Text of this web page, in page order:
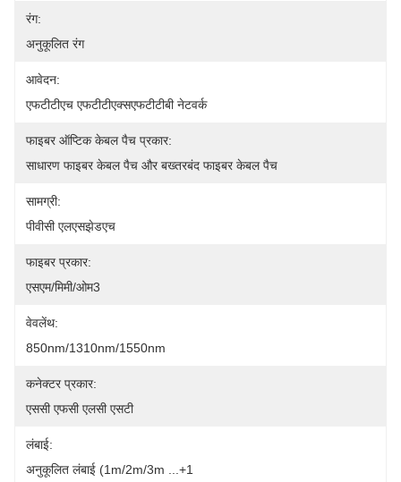
रंग:
अनुकूलित रंग
आवेदन:
एफटीटीएच एफटीटीएक्सएफटीटीबी नेटवर्क
फाइबर ऑप्टिक केबल पैच प्रकार:
साधारण फाइबर केबल पैच और बख्तरबंद फाइबर केबल पैच
सामग्री:
पीवीसी एलएसझेडएच
फाइबर प्रकार:
एसएम/मिमी/ओम3
वेवलेंथ:
850nm/1310nm/1550nm
कनेक्टर प्रकार:
एससी एफसी एलसी एसटी
लंबाई:
अनुकूलित लंबाई (1m/2m/3m ...+1